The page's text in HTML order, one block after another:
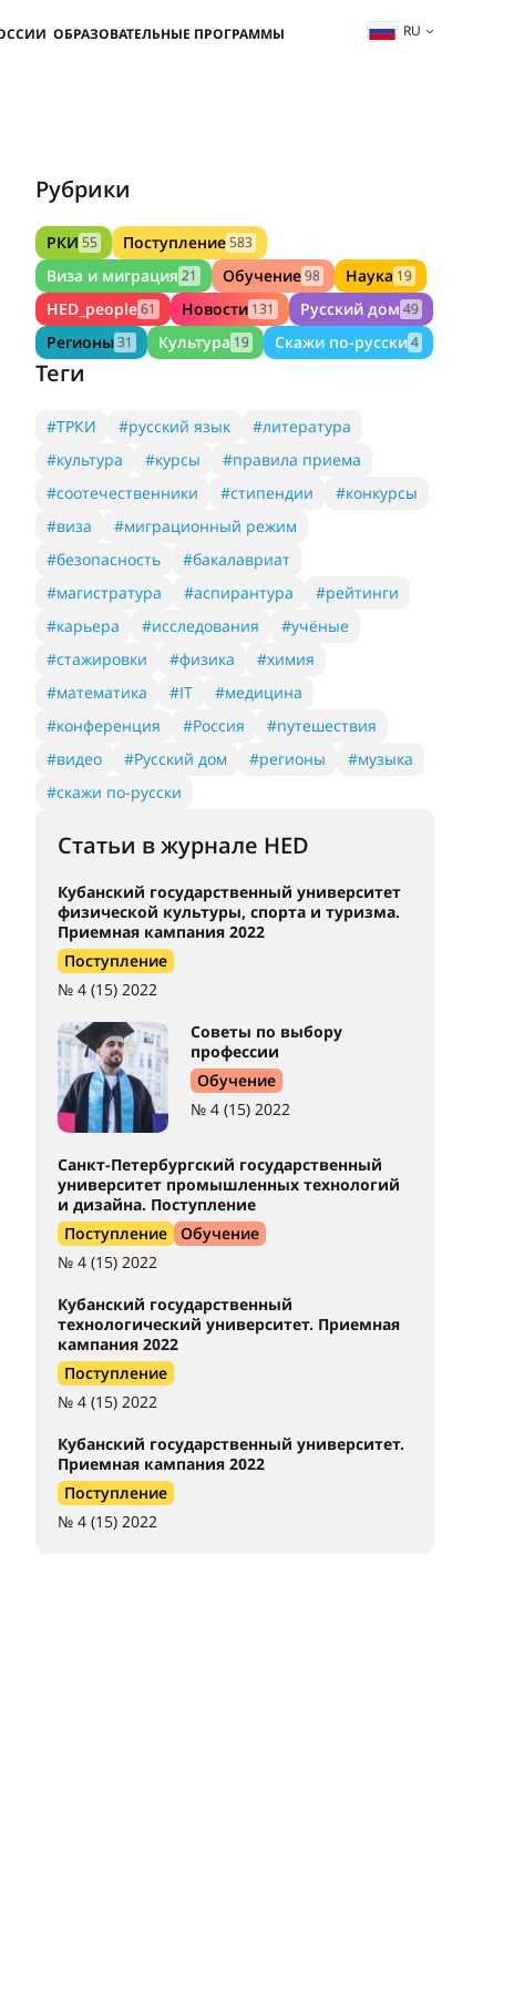
ОБРАЗОВАТЕЛЬНЫЕ ПРОГРАММЫ RU
Рубрики
РКИ 55 Поступление583
Виза и миграция 21 Обучение98 Наука 19
HED_people61 Новости 131 Русский дом 49
Регионы31 Культура 19 Скажи по-русски4
Теги
#ТРКИ #русский язык
#литература
#культура
#курсы
#правила приема
#соотечественники
#стипендии
#конкурсы
#виза
#миграционный режим
#безопасность
#бакалавриат
#магистратура
#аспирантура
#рейтинги
#карьера
#исследования
#учёные
#стажировки
#физика
#химия
#математика
#IT
#медицина
#конференция
#Россия
#путешествия
#видео
#Русский дом #регионы
#музыка
#скажи по-русски
Статьи в журнале HED
Кубанский государственный университет
физической культуры, спорта и туризма.
Приемная кампания 2022
Поступление
№ 4 (15) 2022
Советы по выбору
профессии
Обучение
№ 4 (15) 2022
Санкт-Петербургский государственный
университет промышленных технологий
и дизайна. Поступление
Поступление
Обучение
№ 4 (15) 2022
Кубанский государственный
технологический университет. Приемная
кампания 2022
Поступление
№ 4 (15) 2022
Кубанский государственный университет.
Приемная кампания 2022
Поступление
№ 4 (15) 2022